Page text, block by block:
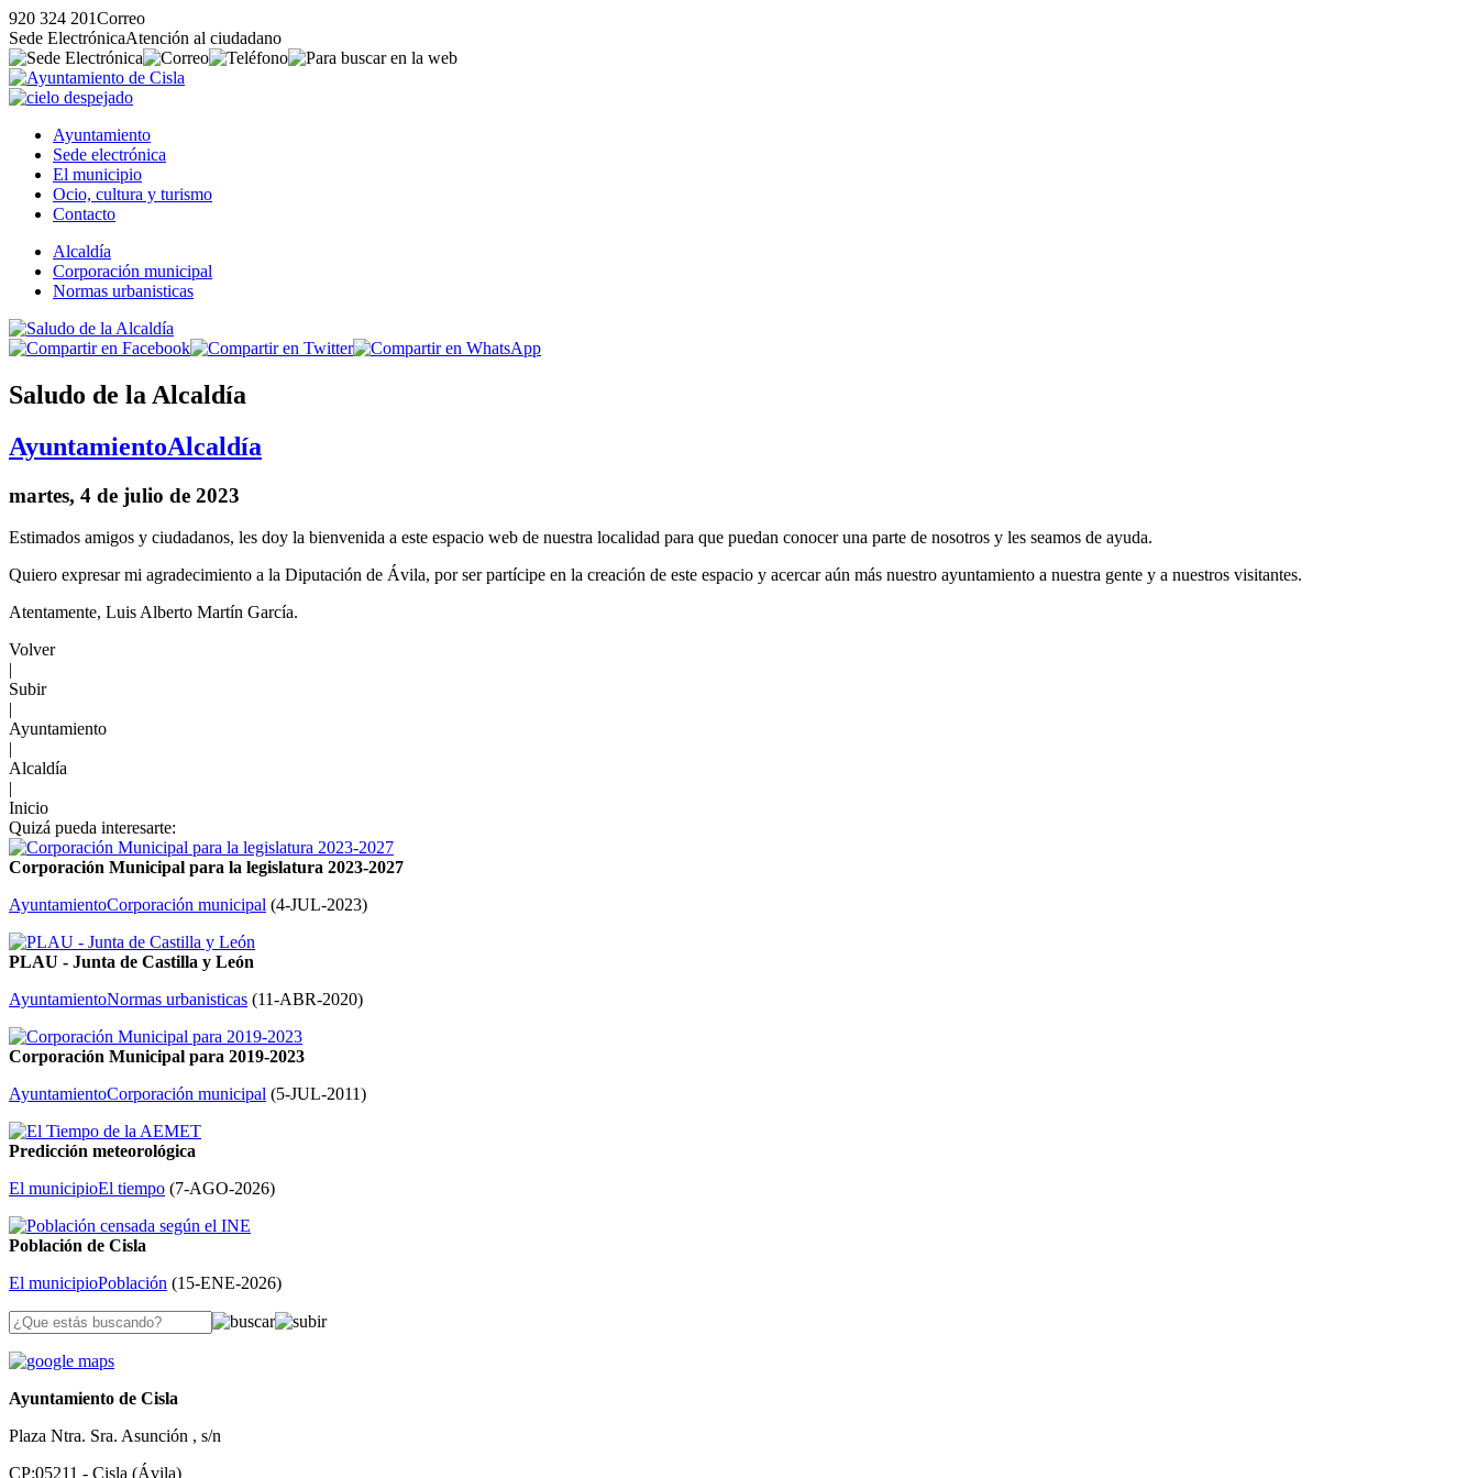
920 324 201Correo
Sede ElectrónicaAtención al ciudadano
Ayuntamiento
Sede electrónica
El municipio
Ocio, cultura y turismo
Contacto
Alcaldía
Corporación municipal
Normas urbanisticas
Saludo de la Alcaldía
AyuntamientoAlcaldía
martes, 4 de julio de 2023
Estimados amigos y ciudadanos, les doy la bienvenida a este espacio web de nuestra localidad para que puedan conocer una parte de nosotros y les seamos de ayuda.
Quiero expresar mi agradecimiento a la Diputación de Ávila, por ser partícipe en la creación de este espacio y acercar aún más nuestro ayuntamiento a nuestra gente y a nuestros visitantes.
Atentamente, Luis Alberto Martín García.
Volver
|
Subir
|
Ayuntamiento
|
Alcaldía
|
Inicio
Quizá pueda interesarte:
Corporación Municipal para la legislatura 2023-2027
AyuntamientoCorporación municipal (4-JUL-2023)
PLAU - Junta de Castilla y León
AyuntamientoNormas urbanisticas (11-ABR-2020)
Corporación Municipal para 2019-2023
AyuntamientoCorporación municipal (5-JUL-2011)
Predicción meteorológica
El municipioEl tiempo (7-AGO-2026)
Población de Cisla
El municipioPoblación (15-ENE-2026)
Ayuntamiento de Cisla
Plaza Ntra. Sra. Asunción , s/n
CP:05211 - Cisla (Ávila)